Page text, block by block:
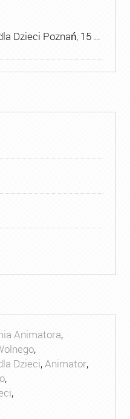
Dzieci Poznań, 15 …
Animatora,
,
Dzieci,Animator,
,
,